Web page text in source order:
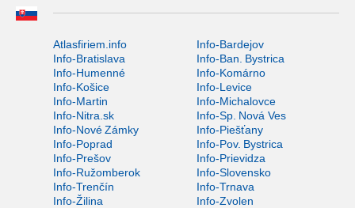
Atlasfiriem.info
Info-Bardejov
Info-Bratislava
Info-Ban. Bystrica
Info-Humenné
Info-Komárno
Info-Košice
Info-Levice
Info-Martin
Info-Michalovce
Info-Nitra.sk
Info-Sp. Nová Ves
Info-Nové Zámky
Info-Piešťany
Info-Poprad
Info-Pov. Bystrica
Info-Prešov
Info-Prievidza
Info-Ružomberok
Info-Slovensko
Info-Trenčín
Info-Trnava
Info-Žilina
Info-Zvolen